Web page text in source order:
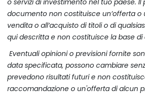
documento non costituisce un’offerta o
vendita o all’acquisto di titoli o di
qui descritta e non costituisce la base
Eventuali opinioni o previsioni fornite
data specificata, possono cambiare
prevedono risultati futuri e non
raccomandazione o un'offerta di alcun